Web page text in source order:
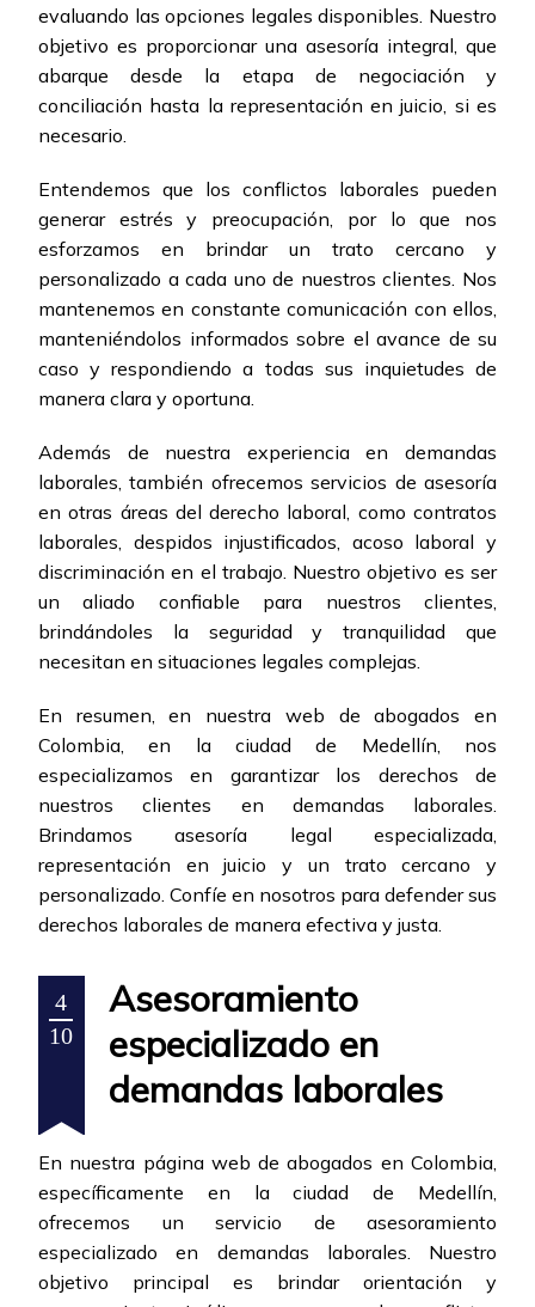
evaluando las opciones legales disponibles. Nuestro
objetivo es proporcionar una asesoría integral, que
abarque desde la etapa de negociación y
conciliación hasta la representación en juicio, si es
necesario.
Entendemos que los conflictos laborales pueden
generar estrés y preocupación, por lo que nos
esforzamos en brindar un trato cercano y
personalizado a cada uno de nuestros clientes. Nos
mantenemos en constante comunicación con ellos,
manteniéndolos informados sobre el avance de su
caso y respondiendo a todas sus inquietudes de
manera clara y oportuna.
Además de nuestra experiencia en demandas
laborales, también ofrecemos servicios de asesoría
en otras áreas del derecho laboral, como contratos
laborales, despidos injustificados, acoso laboral y
discriminación en el trabajo. Nuestro objetivo es ser
un aliado confiable para nuestros clientes,
brindándoles la seguridad y tranquilidad que
necesitan en situaciones legales complejas.
En resumen, en nuestra web de abogados en
Colombia, en la ciudad de Medellín, nos
especializamos en garantizar los derechos de
nuestros clientes en demandas laborales.
Brindamos asesoría legal especializada,
representación en juicio y un trato cercano y
personalizado. Confíe en nosotros para defender sus
derechos laborales de manera efectiva y justa.
4
10
Asesoramiento
especializado en
demandas laborales
En nuestra página web de abogados en Colombia,
específicamente en la ciudad de Medellín,
ofrecemos un servicio de asesoramiento
especializado en demandas laborales. Nuestro
objetivo principal es brindar orientación y